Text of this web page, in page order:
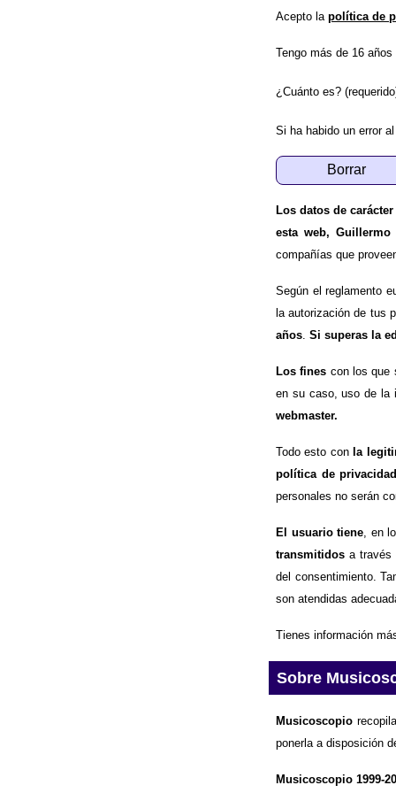
Acepto la política de
Tengo más de 16
¿Cuánto es?
Si ha habido un error
Los datos de carácter
esta web,
compañías que
Según el reglamento
la autorización de tus
años Si superas la
Los fines con los que
en su caso, uso de la
webmaster.
Todo esto con la
política de privacidad
personales no serán
El usuario tiene , en
transmitidos a través
del consentimiento.
son atendidas
Tienes información
Sobre
Musicoscopio
ponerla a disposición
Musicoscopio 1999-